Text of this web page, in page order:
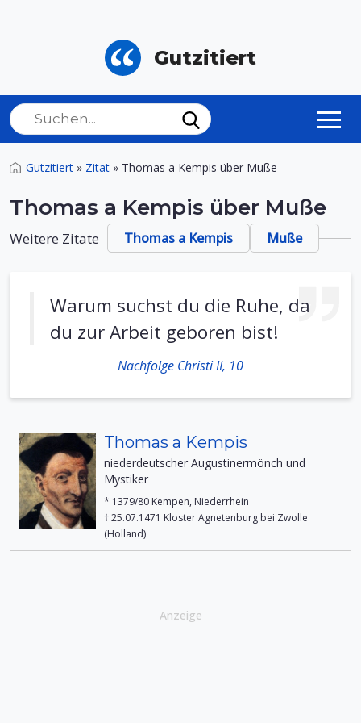
Gutzitiert
Gutzitiert » Zitat » Thomas a Kempis über Muße
Thomas a Kempis über Muße
Weitere Zitate Thomas a Kempis Muße
Warum suchst du die Ruhe, da
du zur Arbeit geboren bist!
Nachfolge Christi II, 10
Thomas a Kempis
niederdeutscher Augustinermönch und
Mystiker
* 1379/80 Kempen, Niederrhein
† 25.07.1471 Kloster Agnetenburg bei Zwolle
(Holland)
Anzeige